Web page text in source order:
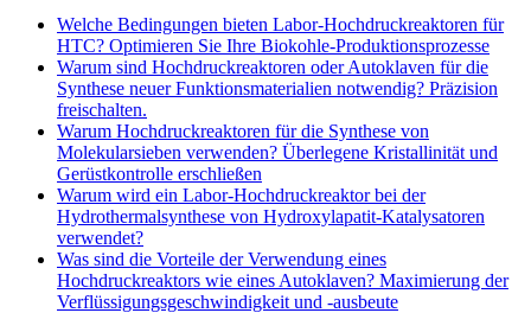
Welche Bedingungen bieten Labor-Hochdruckreaktoren für
HTC? Optimieren Sie Ihre Biokohle-Produktionsprozesse
Warum sind Hochdruckreaktoren oder Autoklaven für die
Synthese neuer Funktionsmaterialien notwendig? Präzision
freischalten.
Warum Hochdruckreaktoren für die Synthese von
Molekularsieben verwenden? Überlegene Kristallinität und
Gerüstkontrolle erschließen
Warum wird ein Labor-Hochdruckreaktor bei der
Hydrothermalsynthese von Hydroxylapatit-Katalysatoren
verwendet?
Was sind die Vorteile der Verwendung eines
Hochdruckreaktors wie eines Autoklaven? Maximierung der
Verflüssigungsgeschwindigkeit und -ausbeute